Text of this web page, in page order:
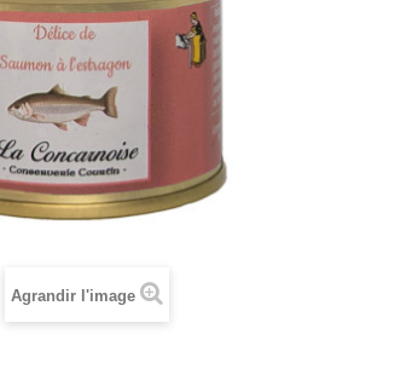
Agrandir l'image